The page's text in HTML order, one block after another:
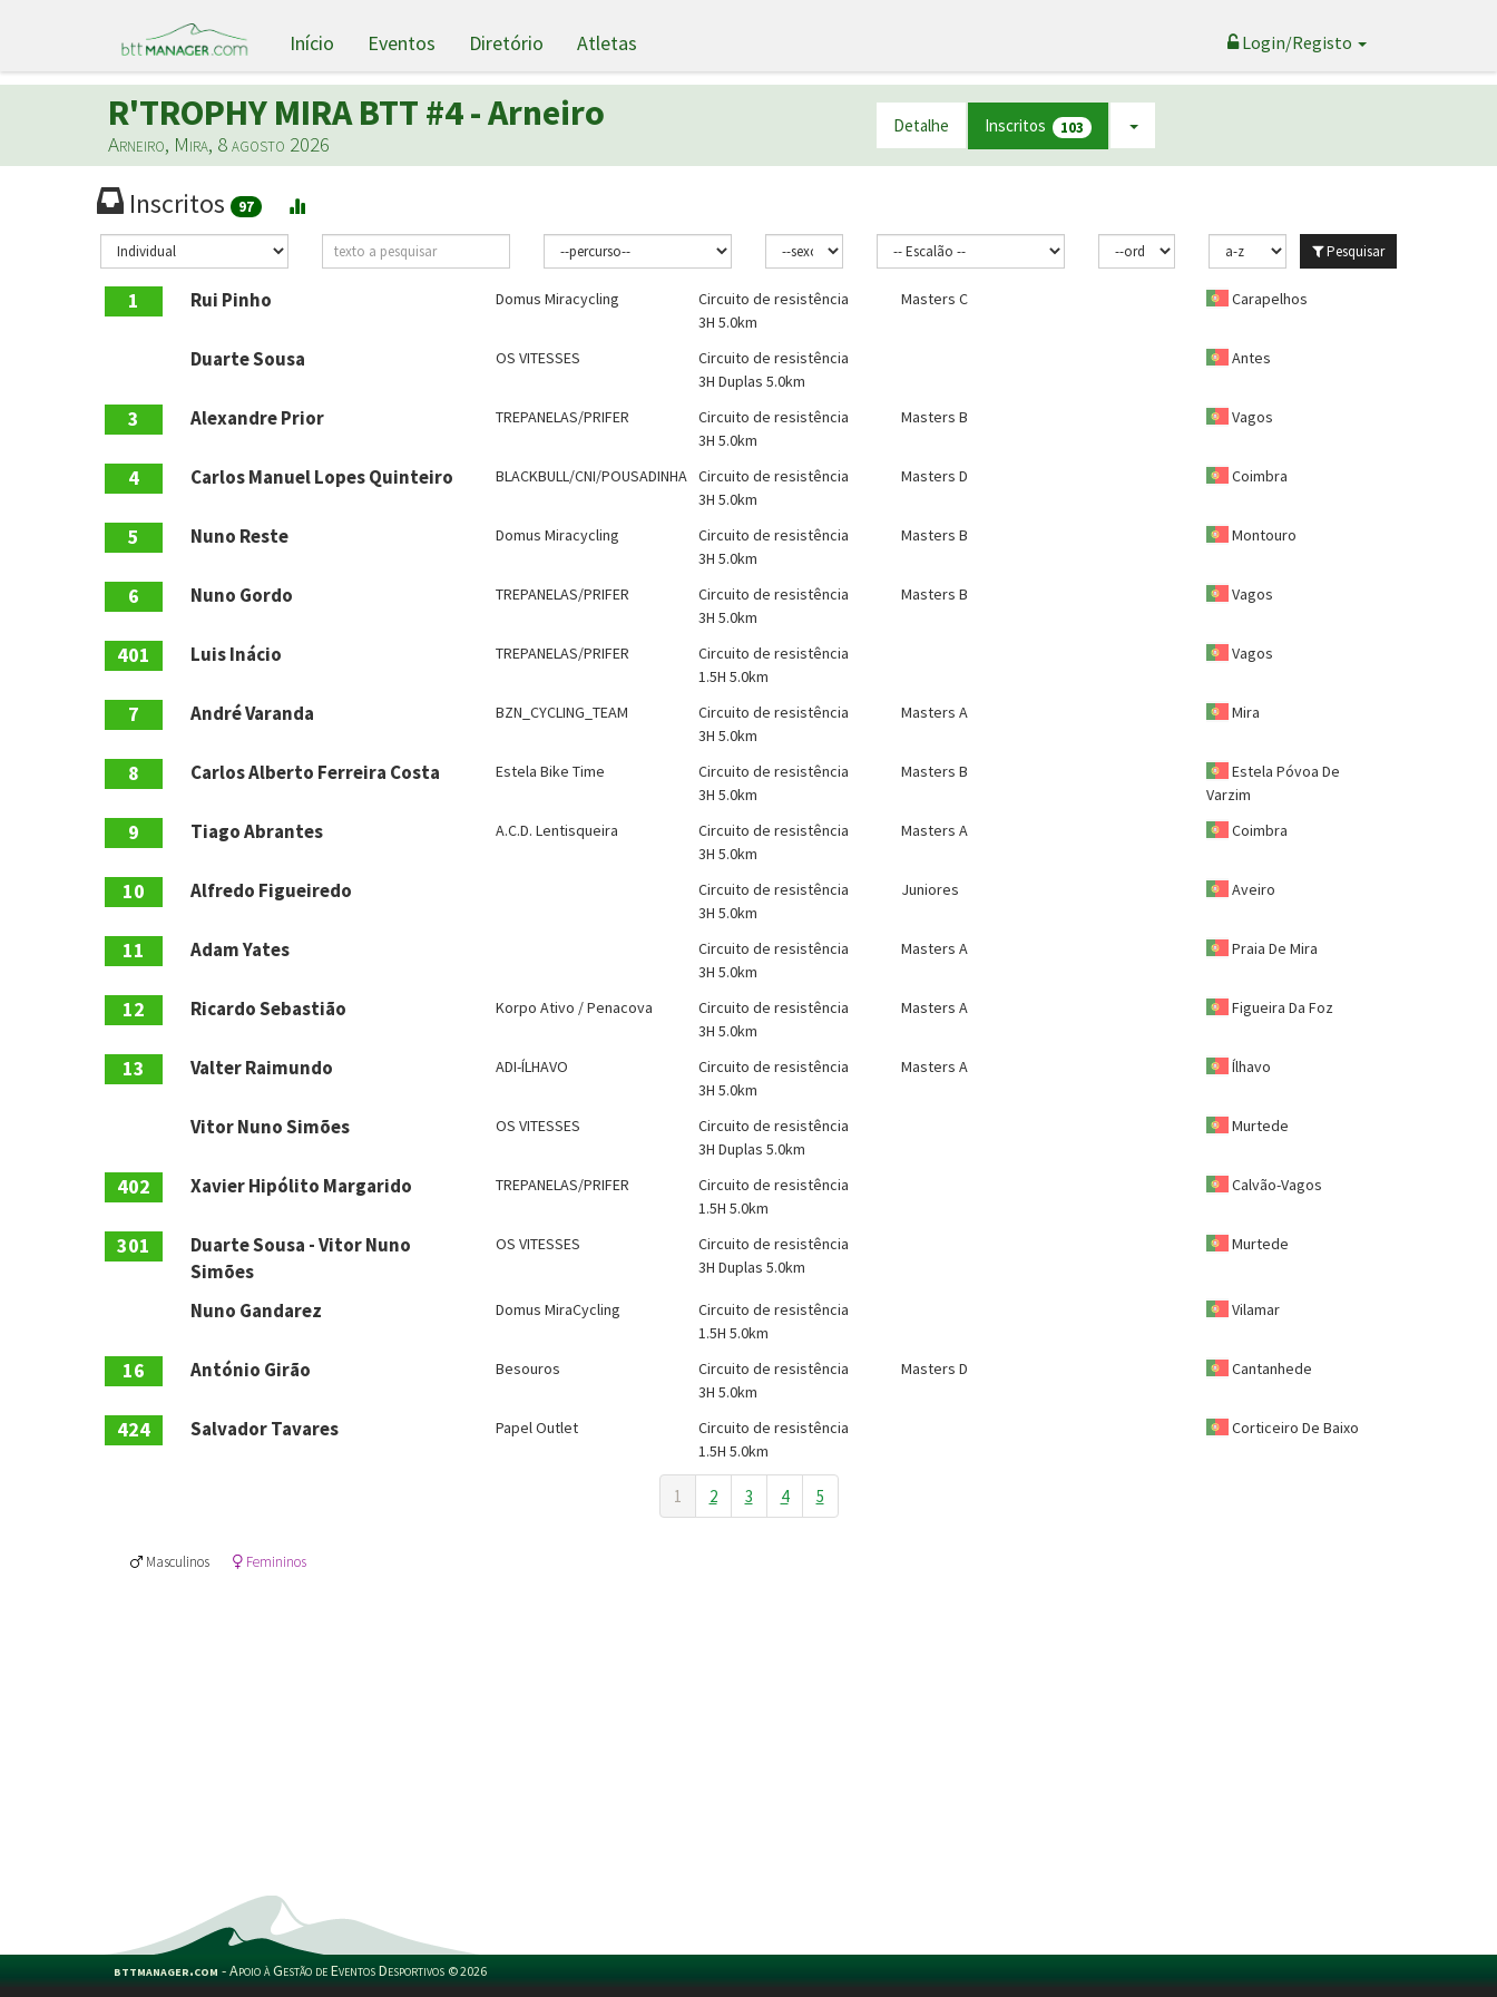
Início Eventos Diretório Atletas Login/Registo
R'TROPHY MIRA BTT #4 - Arneiro
Arneiro, Mira, 8 agosto 2026
Detalhe Inscritos 103
Inscritos 97
Pesquisar
1 Rui Pinho Domus Miracycling
Circuito de resistência
3H 5.0km
Masters C Carapelhos
Duarte Sousa OS VITESSES
Circuito de resistência
3H Duplas 5.0km
Antes
3 Alexandre Prior TREPANELAS/PRIFER
Circuito de resistência
3H 5.0km
Masters B Vagos
4 Carlos Manuel Lopes Quinteiro BLACKBULL/CNI/POUSADINHA Circuito de resistência
3H 5.0km
Masters D Coimbra
5 Nuno Reste Domus Miracycling
Circuito de resistência
3H 5.0km
Masters B Montouro
6 Nuno Gordo TREPANELAS/PRIFER
Circuito de resistência
3H 5.0km
Masters B Vagos
401 Luis Inácio TREPANELAS/PRIFER
Circuito de resistência
1.5H 5.0km
Vagos
7 André Varanda BZN_CYCLING_TEAM
Circuito de resistência
3H 5.0km
Masters A Mira
8 Carlos Alberto Ferreira Costa Estela Bike Time
Circuito de resistência
3H 5.0km
Masters B
Estela Póvoa De
Varzim
9 Tiago Abrantes A.C.D. Lentisqueira
Circuito de resistência
3H 5.0km
Masters A Coimbra
10 Alfredo Figueiredo
Circuito de resistência
3H 5.0km
Juniores Aveiro
11 Adam Yates
Circuito de resistência
3H 5.0km
Masters A Praia De Mira
12 Ricardo Sebastião Korpo Ativo / Penacova
Circuito de resistência
3H 5.0km
Masters A Figueira Da Foz
13 Valter Raimundo ADI-ÍLHAVO
Circuito de resistência
3H 5.0km
Masters A Ílhavo
Vitor Nuno Simões OS VITESSES
Circuito de resistência
3H Duplas 5.0km
Murtede
402 Xavier Hipólito Margarido TREPANELAS/PRIFER
Circuito de resistência
1.5H 5.0km
Calvão-Vagos
301
Duarte Sousa - Vitor Nuno
Simões
OS VITESSES
Circuito de resistência
3H Duplas 5.0km
Murtede
Nuno Gandarez Domus MiraCycling
Circuito de resistência
1.5H 5.0km
Vilamar
16 António Girão Besouros
Circuito de resistência
3H 5.0km
Masters D Cantanhede
424 Salvador Tavares Papel Outlet
Circuito de resistência
1.5H 5.0km
Corticeiro De Baixo
1 2 3 4 5
Masculinos Femininos
bttmanager.com -Apoio à Gestão de Eventos Desportivos ©2026